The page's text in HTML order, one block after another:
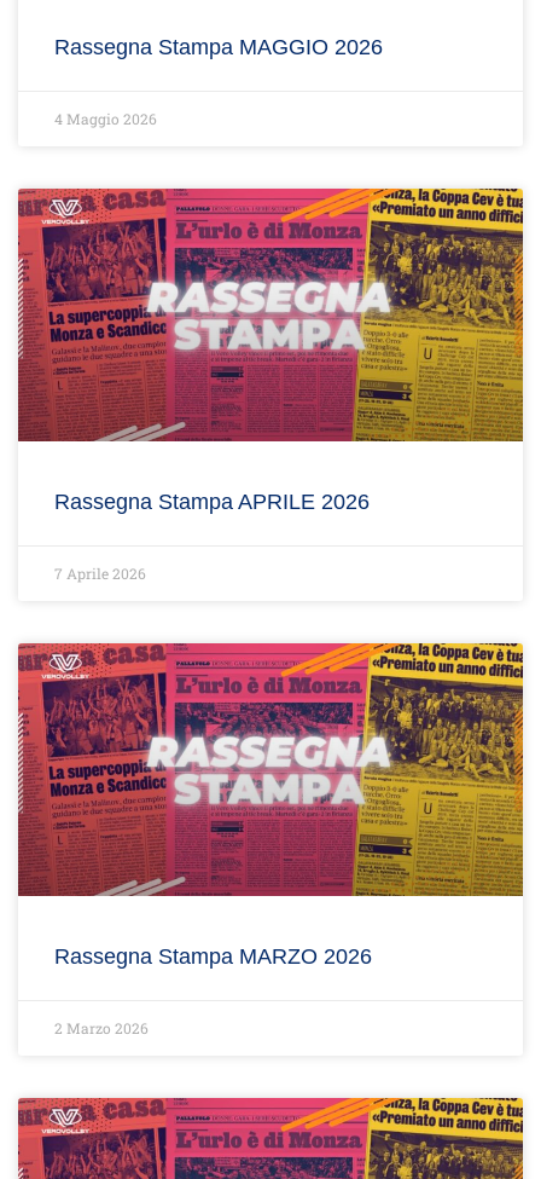
Rassegna Stampa MAGGIO 2026
4 Maggio 2026
Rassegna Stampa APRILE 2026
7 Aprile 2026
Rassegna Stampa MARZO 2026
2 Marzo 2026